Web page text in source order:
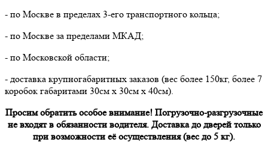
- по Москве в пределах 3-его транспортного кольца;
- по Москве за пределами МКАД;
- по Московской области;
- доставка крупногабаритных заказов (вес более 150кг, более 7
коробок габаритами 30см х 30см х 40см).
Просим обратить особое внимание! Погрузочно-разгрузочные
не входят в обязанности водителя. Доставка до дверей только
при возможности её осуществления (вес до 5 кг).